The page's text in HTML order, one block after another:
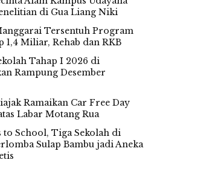
di Gua Liang Niki
Tersentuh Program
1,4 Miliar, Rehab dan RKB
Tahap I 2026 di
Rampung Desember
Ramaikan Car Free Day
Labar Motang Rua
to School, Tiga Sekolah di
Sulap Bambu jadi Aneka